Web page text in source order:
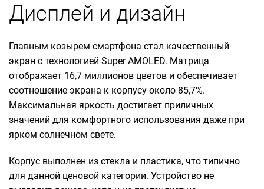
Дисплей и дизайн
Главным козырем смартфона стал качественный
экран с технологией Super AMOLED. Матрица
отображает 16,7 миллионов цветов и обеспечивает
соотношение экрана к корпусу около 85,7%.
Максимальная яркость достигает приличных
значений для комфортного использования даже при
ярком солнечном свете.
Корпус выполнен из стекла и пластика, что типично
для данной ценовой категории. Устройство не